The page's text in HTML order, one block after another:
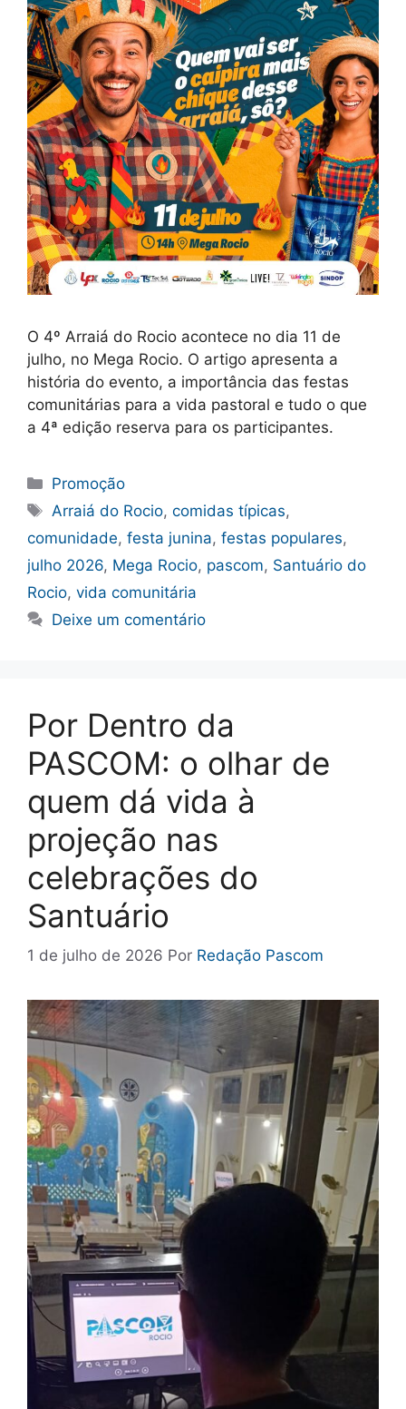
O 4º Arraiá do Rocio acontece no dia 11 de
julho, no Mega Rocio. O artigo apresenta a
história do evento, a importância das festas
comunitárias para a vida pastoral e tudo o que
a 4ª edição reserva para os participantes.
Categorias
Promoção
Tags
Arraiá do Rocio,comidas típicas,
comunidade, festa junina, festas populares,
julho 2026, Mega Rocio, pascom, Santuário do
Rocio, vida comunitária
Deixe um comentário
Por Dentro da
PASCOM: o olhar de
quem dá vida à
projeção nas
celebrações do
Santuário
1 de julho de 2026 Por Redação Pascom